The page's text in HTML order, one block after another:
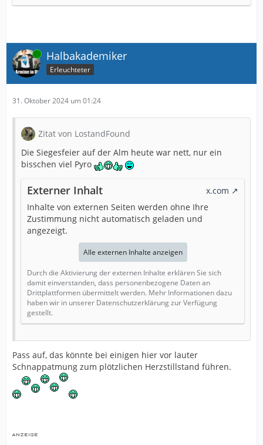
Online Halbakademiker
Erleuchteter
31. Oktober 2024 um 01:24
Zitat von LostandFound
Die Siegesfeier auf der Alm heute war nett, nur ein
bisschen viel Pyro
Externer Inhalt
x.com
Inhalte von externen Seiten werden ohne Ihre
Zustimmung nicht automatisch geladen und
angezeigt.
Alle externen Inhalte anzeigen
Durch die Aktivierung der externen Inhalte erklären Sie sich
damit einverstanden, dass personenbezogene Daten an
Drittplattformen übermittelt werden. Mehr Informationen dazu
haben wir in unserer Datenschutzerklärung zur Verfügung
gestellt.
Pass auf, das könnte bei einigen hier vor lauter
Schnappatmung zum plötzlichen Herzstillstand führen.